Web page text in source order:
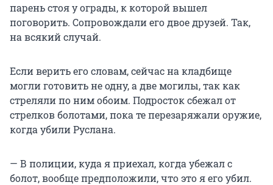
парень стоя у ограды, к которой вышел
поговорить. Сопровождали его двое друзей. Так,
на всякий случай.
Если верить его словам, сейчас на кладбище
могли готовить не одну, а две могилы, так как
стреляли по ним обоим. Подросток сбежал от
стрелков болотами, пока те перезаряжали оружие,
когда убили Руслана.
— В полиции, куда я приехал, когда убежал с
болот, вообще предположили, что это я его убил.